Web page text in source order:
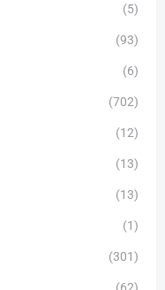
(5)
(93)
(6)
(702)
(12)
(13)
(13)
(1)
(301)
(62)